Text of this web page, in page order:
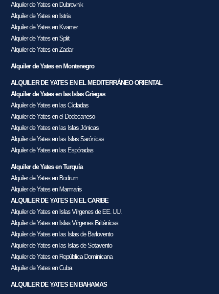
Alquiler de Yates en Dubrovnik
Alquiler de Yates en Istria
Alquiler de Yates en Kvarner
Alquiler de Yates en Split
Alquiler de Yates en Zadar
Alquiler de Yates en Montenegro
ALQUILER DE YATES EN EL MEDITERRÁNEO ORIENTAL
Alquiler de Yates en las Islas Griegas
Alquiler de Yates en las Cícladas
Alquiler de Yates en el Dodecaneso
Alquiler de Yates en las Islas Jónicas
Alquiler de Yates en las Islas Sarónicas
Alquiler de Yates en las Espóradas
Alquiler de Yates en Turquía
Alquiler de Yates en Bodrum
Alquiler de Yates en Marmaris
ALQUILER DE YATES EN EL CARIBE
Alquiler de Yates en Islas Vírgenes de EE. UU.
Alquiler de Yates en Islas Vírgenes Británicas
Alquiler de Yates en las Islas de Barlovento
Alquiler de Yates en las Islas de Sotavento
Alquiler de Yates en República Dominicana
Alquiler de Yates en Cuba
ALQUILER DE YATES EN BAHAMAS